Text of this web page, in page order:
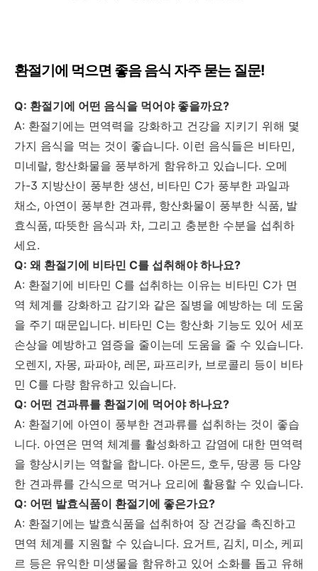
환절기에 먹으면 좋음 음식 자주 묻는 질문!
Q: 환절기에 어떤 음식을 먹어야 좋을까요?
A: 환절기에는 면역력을 강화하고 건강을 지키기 위해 몇
가지 음식을 먹는 것이 좋습니다. 이런 음식들은 비타민,
미네랄, 항산화물을 풍부하게 함유하고 있습니다. 오메
가-3 지방산이 풍부한 생선, 비타민 C가 풍부한 과일과
채소, 아연이 풍부한 견과류, 항산화물이 풍부한 식품, 발
효식품, 따뜻한 음식과 차, 그리고 충분한 수분을 섭취하
세요.
Q: 왜 환절기에 비타민 C를 섭취해야 하나요?
A: 환절기에 비타민 C를 섭취하는 이유는 비타민 C가 면
역 체계를 강화하고 감기와 같은 질병을 예방하는 데 도움
을 주기 때문입니다. 비타민 C는 항산화 기능도 있어 세포
손상을 예방하고 염증을 줄이는데 도움을 줄 수 있습니다.
오렌지, 자몽, 파파야, 레몬, 파프리카, 브로콜리 등이 비타
민 C를 다량 함유하고 있습니다.
Q: 어떤 견과류를 환절기에 먹어야 하나요?
A: 환절기에 아연이 풍부한 견과류를 섭취하는 것이 좋습
니다. 아연은 면역 체계를 활성화하고 감염에 대한 면역력
을 향상시키는 역할을 합니다. 아몬드, 호두, 땅콩 등 다양
한 견과류를 간식으로 먹거나 요리에 활용할 수 있습니다.
Q: 어떤 발효식품이 환절기에 좋은가요?
A: 환절기에는 발효식품을 섭취하여 장 건강을 촉진하고
면역 체계를 지원할 수 있습니다. 요거트, 김치, 미소, 케피
르 등은 유익한 미생물을 함유하고 있어 소화를 돕고 유해